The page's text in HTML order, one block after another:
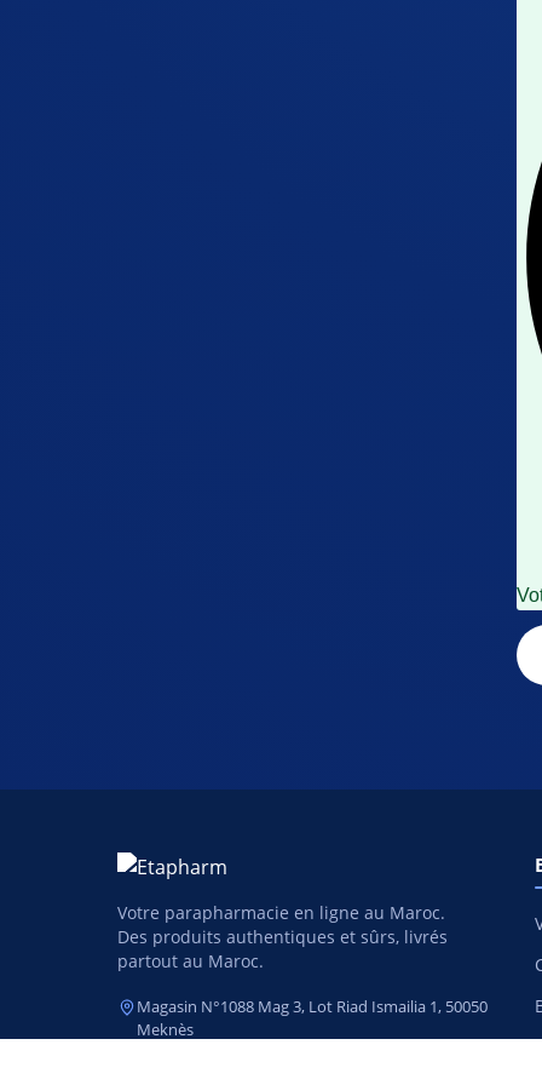
Votre parapharmacie en ligne au Maroc.
Des produits authentiques et sûrs, livrés
partout au Maroc.
Magasin N°1088 Mag 3, Lot Riad Ismailia 1, 50050
Meknès